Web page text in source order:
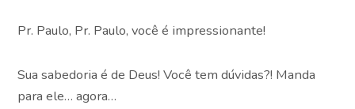
Pr. Paulo, Pr. Paulo, você é impressionante!
Sua sabedoria é de Deus! Você tem dúvidas?! Manda
para ele… agora…